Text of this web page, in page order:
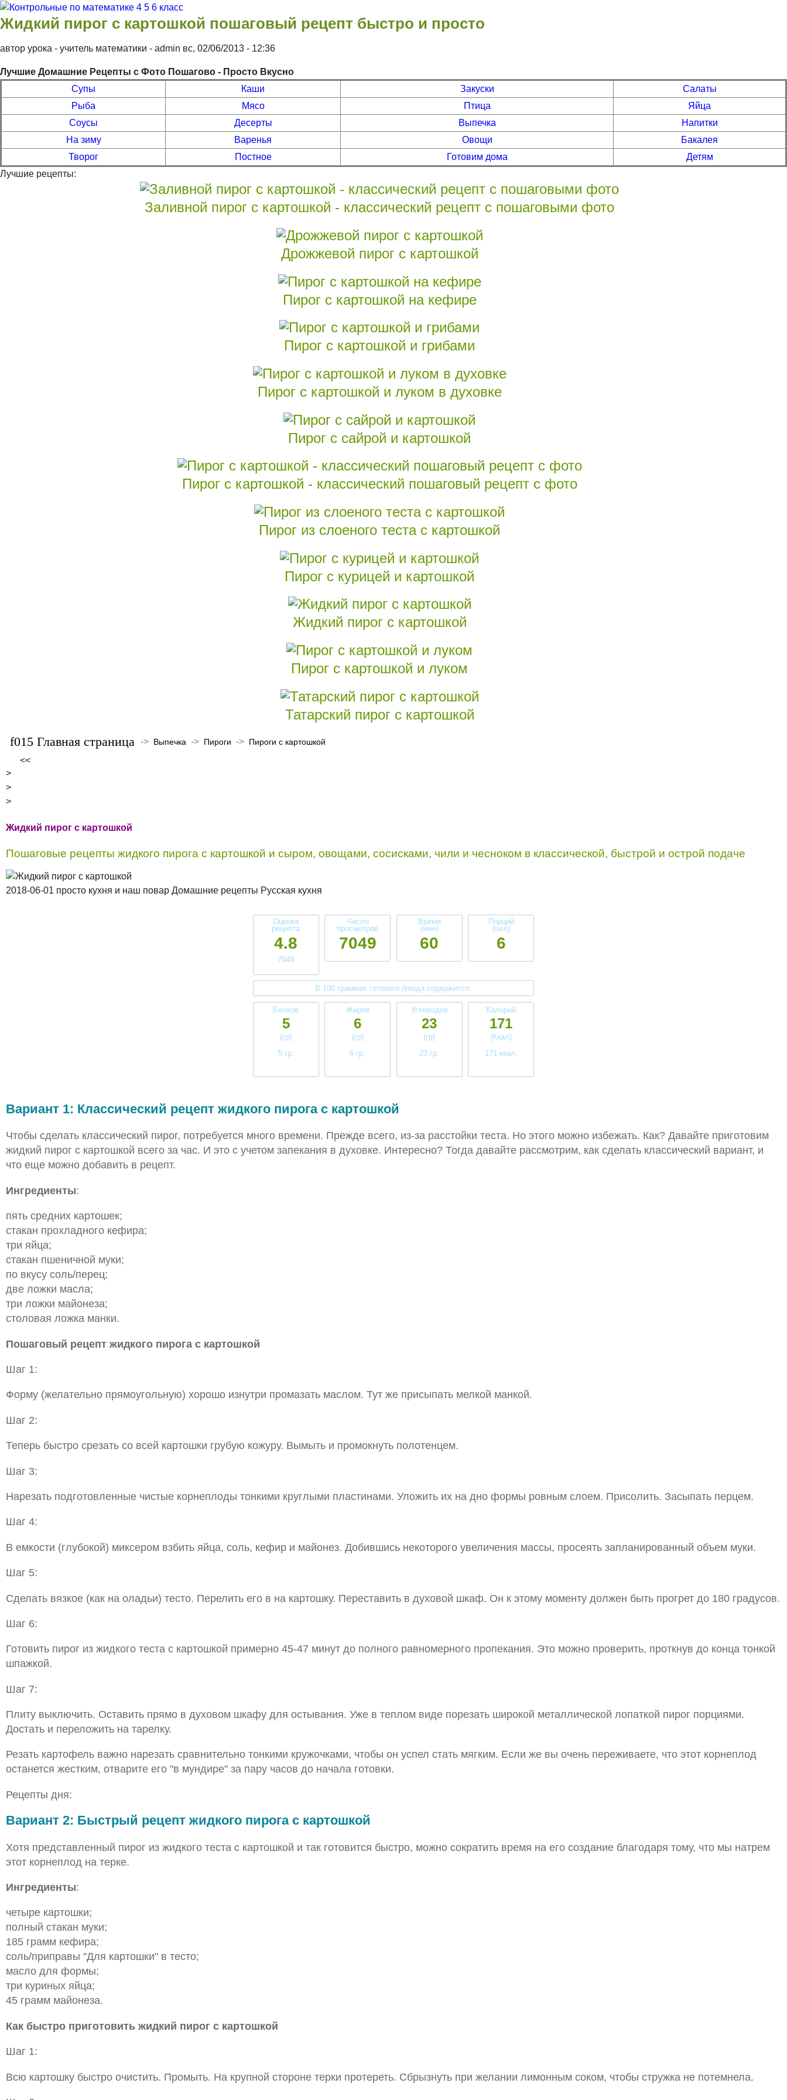
Перейти к основному содержанию
Контрольные
математике 4
5 6 класс
Жидкий пирог с картошкой пошаговый рецепт быстро и просто
автор урока - учитель математики - admin вс, 02/06/2013 - 12:36
Лучшие Домашние Рецепты с Фото Пошагово - Просто Вкусно
Супы
Каши Закуски
Салаты
Рыба
Мясо Птица
Яйца
Соусы
Десерты Выпечка
Напитки
На зиму
Варенья Овощи
Бакалея
Творог
Постное Готовим дома
Детям
Лучшие рецепты:
Заливной пирог с картошкой - классический рецепт с пошаговыми фото
Дрожжевой пирог с картошкой
Пирог с картошкой на кефире
Пирог с картошкой и грибами
Пирог с картошкой и луком в духовке
Пирог с сайрой и картошкой
Пирог с картошкой - классический пошаговый рецепт с фото
Пирог из слоеного теста с картошкой
Пирог с курицей и картошкой
Жидкий пирог с картошкой
Пирог с картошкой и луком
Татарский пирог с картошкой
Главная страница -> Выпечка -> Пироги -> Пироги с картошкой
<<
>
>
>
Жидкий пирог с картошкой
Пошаговые рецепты жидкого пирога с картошкой и сыром, овощами, сосисками, чили и чесноком в классической, быстрой и острой подаче
2018-06-01 просто кухня и наш повар Домашние рецепты Русская кухня
Оценка
рецепта
4.8
7049
Число
просмотров
7049
Время
(мин)
60
Порций
(чел)
6
В 100 граммах готового блюда содержится:
Белков
5
(гр)
5 гр.
Жиров
6
(гр)
6 гр.
Углеводов
23
(гр)
23 гр.
Калорий
171
(Ккал)
171 ккал.
Вариант 1: Классический рецепт жидкого пирога с картошкой
Чтобы сделать классический пирог, потребуется много времени. Прежде всего, из-за расстойки теста. Но этого можно избежать. Как? Давайте приготовим
жидкий пирог с картошкой всего за час. И это с учетом запекания в духовке. Интересно? Тогда давайте рассмотрим, как сделать классический вариант, и
что еще можно добавить в рецепт.
Ингредиенты:
пять средних картошек;
стакан прохладного кефира;
три яйца;
стакан пшеничной муки;
по вкусу соль/перец;
две ложки масла;
три ложки майонеза;
столовая ложка манки.
Пошаговый рецепт жидкого пирога с картошкой
Шаг 1:
Форму (желательно прямоугольную) хорошо изнутри промазать маслом. Тут же присыпать мелкой манкой.
Шаг 2:
Теперь быстро срезать со всей картошки грубую кожуру. Вымыть и промокнуть полотенцем.
Шаг 3:
Нарезать подготовленные чистые корнеплоды тонкими круглыми пластинами. Уложить их на дно формы ровным слоем. Присолить. Засыпать перцем.
Шаг 4:
В емкости (глубокой) миксером взбить яйца, соль, кефир и майонез. Добившись некоторого увеличения массы, просеять запланированный объем муки.
Шаг 5:
Сделать вязкое (как на оладьи) тесто. Перелить его в на картошку. Переставить в духовой шкаф. Он к этому моменту должен быть прогрет до 180 градусов.
Шаг 6:
Готовить пирог из жидкого теста с картошкой примерно 45-47 минут до полного равномерного пропекания. Это можно проверить, проткнув до конца тонкой
шпажкой.
Шаг 7:
Плиту выключить. Оставить прямо в духовом шкафу для остывания. Уже в теплом виде порезать широкой металлической лопаткой пирог порциями.
Достать и переложить на тарелку.
Резать картофель важно нарезать сравнительно тонкими кружочками, чтобы он успел стать мягким. Если же вы очень переживаете, что этот корнеплод
останется жестким, отварите его "в мундире" за пару часов до начала готовки.
Рецепты дня:
Вариант 2: Быстрый рецепт жидкого пирога с картошкой
Хотя представленный пирог из жидкого теста с картошкой и так готовится быстро, можно сократить время на его создание благодаря тому, что мы натрем
этот корнеплод на терке.
Ингредиенты:
четыре картошки;
полный стакан муки;
185 грамм кефира;
соль/приправы "Для картошки" в тесто;
масло для формы;
три куриных яйца;
45 грамм майонеза.
Как быстро приготовить жидкий пирог с картошкой
Шаг 1:
Всю картошку быстро очистить. Промыть. На крупной стороне терки протереть. Сбрызнуть при желании лимонным соком, чтобы стружка не потемнела.